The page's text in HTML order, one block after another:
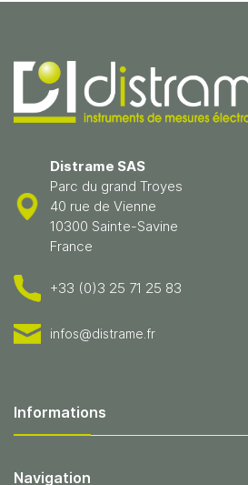
Distrame SAS
Parc du grand Troyes
40 rue de Vienne
10300 Sainte-Savine
France
+33 (0)3 25 71 25 83
infos@distrame.fr
Informations
Navigation